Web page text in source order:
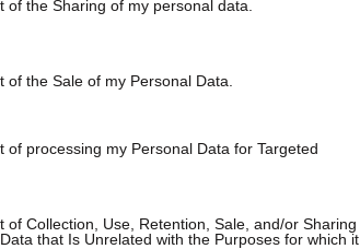
of the Sharing of my personal data.
of the Sale of my Personal Data.
of processing my Personal Data for Targeted
of Collection, Use, Retention, Sale, and/or Sharing
that Is Unrelated with the Purposes for which it